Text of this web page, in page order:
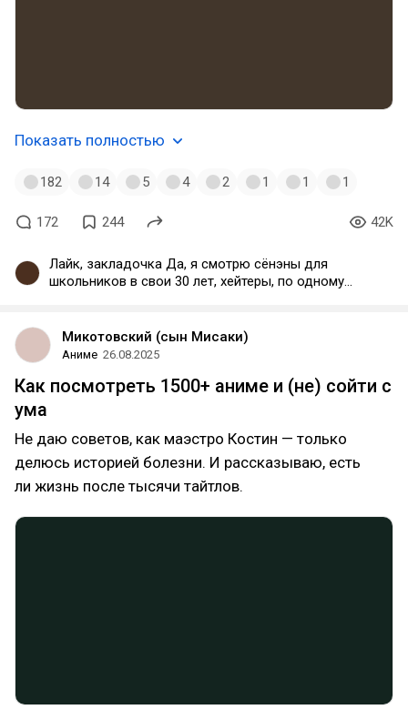
Показать полностью
182 14 5 4 2 1 1 1
172 244 42K
Лайк, закладочка Да, я смотрю сёнэны для
школьников в свои 30 лет, хейтеры, по одному
Микотовский (сын Мисаки)
Аниме 26.08.2025
Как посмотреть 1500+ аниме и (не) сойти с
ума
Не даю советов, как маэстро Костин — только
делюсь историей болезни. И рассказываю, есть
ли жизнь после тысячи тайтлов.